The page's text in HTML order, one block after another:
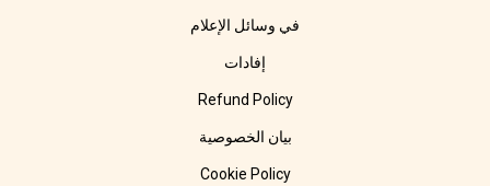
في وسائل الإعلام
إفادات
Refund Policy
بيان الخصوصية
Cookie Policy